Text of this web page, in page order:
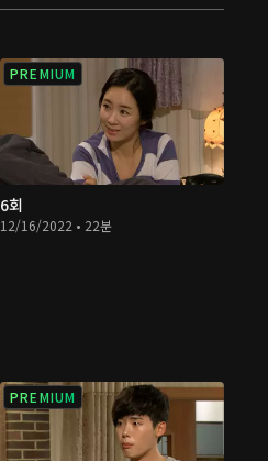
PREMIUM
6회
12/16/2022 • 22분
PREMIUM